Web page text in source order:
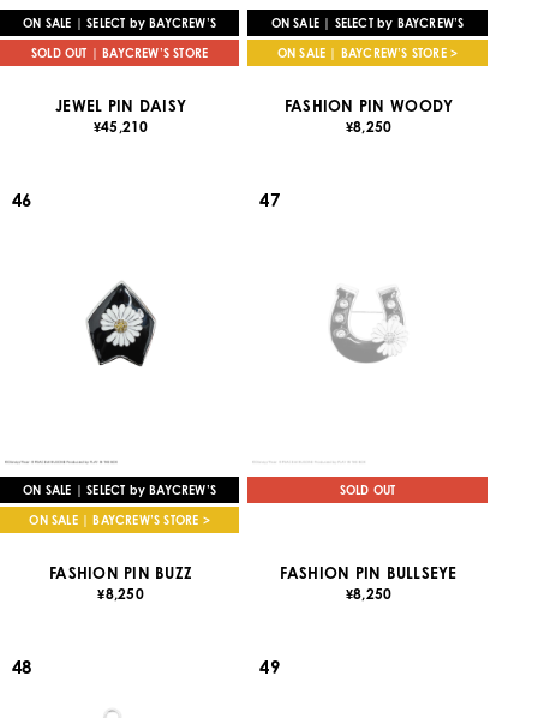
ON SALE | SELECT by BAYCREW’S
SOLD OUT | BAYCREW’S STORE
JEWEL PIN DAISY
¥45,210
ON SALE | SELECT by BAYCREW’S
ON SALE | BAYCREW’S STORE >
FASHION PIN WOODY
¥8,250
46
ON SALE | SELECT by BAYCREW’S
ON SALE | BAYCREW’S STORE >
FASHION PIN BUZZ
¥8,250
47
SOLD OUT
FASHION PIN BULLSEYE
¥8,250
48 49